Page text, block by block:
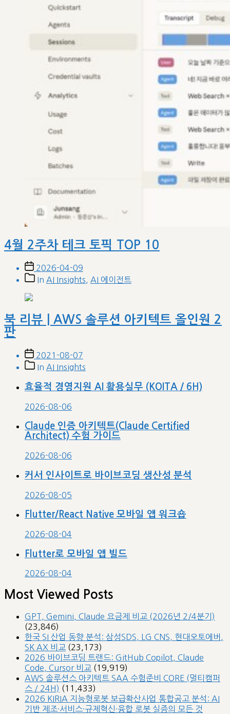
4월 2주차 테크 토픽 TOP 10
Post
date
2026-04-09
PostIn AI Insights, AI 에이전트
북 리뷰 | AWS 솔루션 아키텍트 올인원 2
판
Post
date
2021-08-07
PostIn AI Insights
효율적 경영지원 AI 활용실무 (KOITA / 6H)
2026-08-06
Claude 인증 아키텍트(Claude Certified
Architect) 수험 가이드
2026-08-06
커서 인사이트로 바이브코딩 생산성 분석
2026-08-05
Flutter/React Native 모바일 앱 워크숍
2026-08-04
Flutter로 모바일 앱 빌드
2026-08-04
Most Viewed Posts
GPT, Gemini, Claude 요금제 비교 (2026년 2/4분기)
(23,846)
한국 SI 산업 동향 분석: 삼성SDS, LG CNS, 현대오토에버,
SK AX 비교 (23,173)
2026 바이브코딩 트랜드: GitHub Copilot, Claude
Code, Cursor 비교 (19,919)
AWS 솔루션스 아키텍트 SAA 수험준비 CORE (멀티캠퍼
스 / 24H) (11,433)
2026 KIRIA 지능형로봇 보급확산사업 통합공고 분석: AI
기반 제조·서비스·규제혁신·융합 로봇 실증의 모든 것